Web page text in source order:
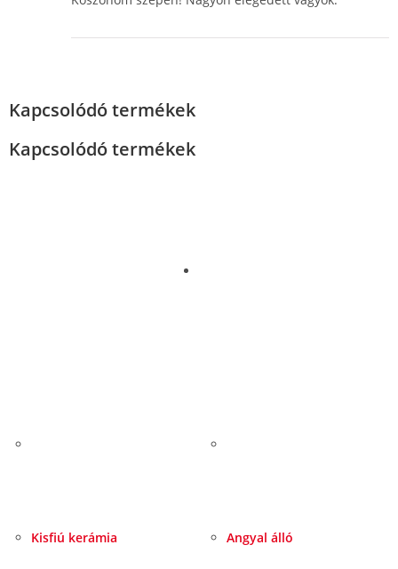
Kapcsolódó termékek
Kapcsolódó termékek
Kisfiú kerámia Angyal álló